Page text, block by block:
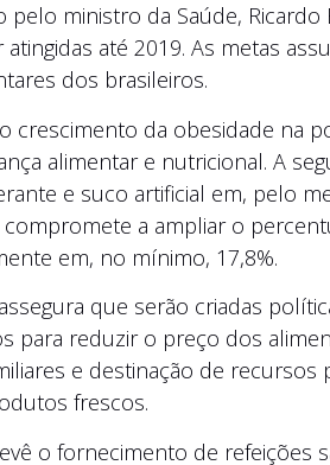
ministro da Saúde,
até 2019. As metas
dos brasileiros.
crescimento da obesidade na
alimentar e nutricional. A
e suco artificial em, pelo
compromete a ampliar o
em, no mínimo, 17,8%.
que serão criadas
para reduzir o preço dos
e destinação de recursos
frescos.
o fornecimento de refeições